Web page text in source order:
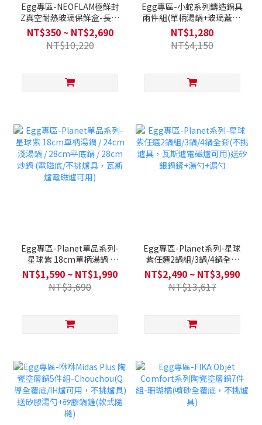
Egg專區-NEOFLAM極鮮封
Z真空耐熱玻璃保鮮盒-長方
形/正方形(多種容量組合可
選)
NT$350 ~ NT$2,690
NT$10,220
Egg專區-小蛇系列鑄造鍋具
兩件組(單柄湯鍋+玻璃蓋16
公分)
NT$1,280
NT$4,150
Egg專區-Planet單品系列-
星球紫 18cm單柄湯鍋 /
24cm淺湯鍋 / 28cm平底鍋
/ 28cm炒鍋 (電磁底/不挑爐
具，瓦斯爐電磁爐可用)
NT$1,590 ~ NT$1,990
NT$3,690
Egg專區-Planet系列-星球
紫任選2鍋組/3鍋/4鍋全套
(不挑爐具，瓦斯爐電磁爐可
用)送矽銀鍋鏟+湯勺+漏勺
NT$2,490 ~ NT$3,990
NT$13,617